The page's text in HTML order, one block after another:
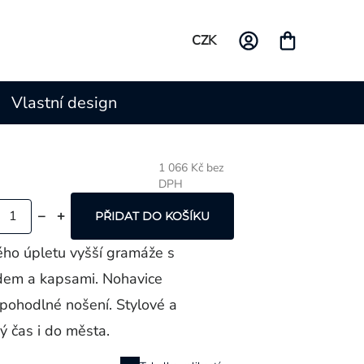
CZK
Vlastní design
1 066 Kč bez
DPH
PŘIDAT DO KOŠÍKU
úpletu vyšší gramáže s
a kapsami. Nohavice
nošení. Stylové a
čas i do města.